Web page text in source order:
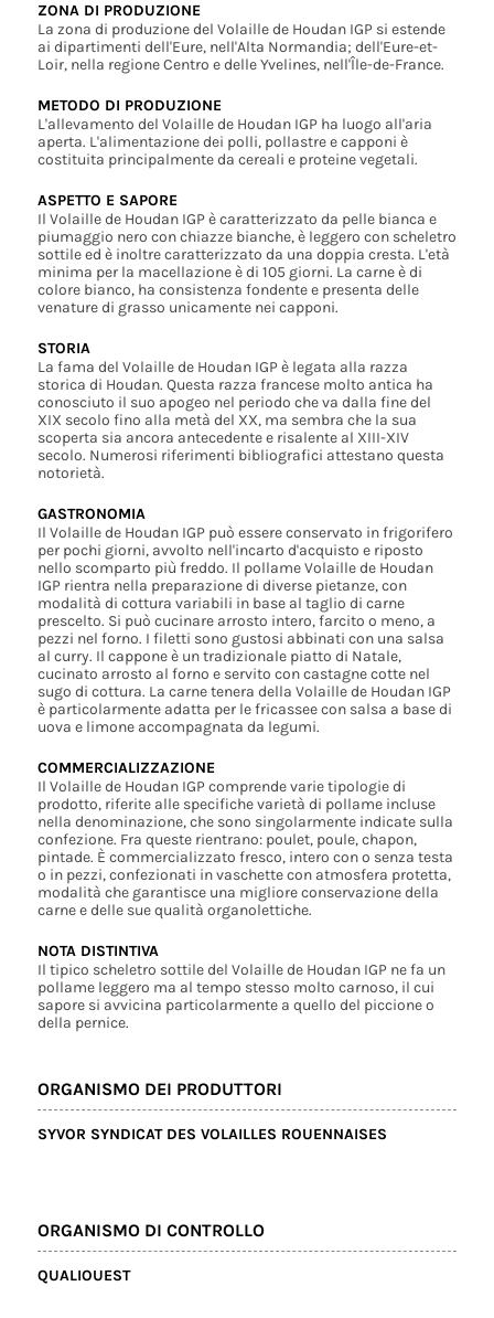
ZONA DI PRODUZIONE
La zona di produzione del Volaille de Houdan IGP si estende
ai dipartimenti dell'Eure, nell'Alta Normandia; dell'Eure-et-
Loir, nella regione Centro e delle Yvelines, nell'Île-de-France.
METODO DI PRODUZIONE
L'allevamento del Volaille de Houdan IGP ha luogo all'aria
aperta. L'alimentazione dei polli, pollastre e capponi è
costituita principalmente da cereali e proteine vegetali.
ASPETTO E SAPORE
Il Volaille de Houdan IGP è caratterizzato da pelle bianca e
piumaggio nero con chiazze bianche, è leggero con scheletro
sottile ed è inoltre caratterizzato da una doppia cresta. L'età
minima per la macellazione è di 105 giorni. La carne è di
colore bianco, ha consistenza fondente e presenta delle
venature di grasso unicamente nei capponi.
STORIA
La fama del Volaille de Houdan IGP è legata alla razza
storica di Houdan. Questa razza francese molto antica ha
conosciuto il suo apogeo nel periodo che va dalla fine del
XIX secolo fino alla metà del XX, ma sembra che la sua
scoperta sia ancora antecedente e risalente al XIII-XIV
secolo. Numerosi riferimenti bibliografici attestano questa
notorietà.
GASTRONOMIA
Il Volaille de Houdan IGP può essere conservato in frigorifero
per pochi giorni, avvolto nell'incarto d'acquisto e riposto
nello scomparto più freddo. Il pollame Volaille de Houdan
IGP rientra nella preparazione di diverse pietanze, con
modalità di cottura variabili in base al taglio di carne
prescelto. Si può cucinare arrosto intero, farcito o meno, a
pezzi nel forno. I filetti sono gustosi abbinati con una salsa
al curry. Il cappone è un tradizionale piatto di Natale,
cucinato arrosto al forno e servito con castagne cotte nel
sugo di cottura. La carne tenera della Volaille de Houdan IGP
è particolarmente adatta per le fricassee con salsa a base di
uova e limone accompagnata da legumi.
COMMERCIALIZZAZIONE
Il Volaille de Houdan IGP comprende varie tipologie di
prodotto, riferite alle specifiche varietà di pollame incluse
nella denominazione, che sono singolarmente indicate sulla
confezione. Fra queste rientrano: poulet, poule, chapon,
pintade. È commercializzato fresco, intero con o senza testa
o in pezzi, confezionati in vaschette con atmosfera protetta,
modalità che garantisce una migliore conservazione della
carne e delle sue qualità organolettiche.
NOTA DISTINTIVA
Il tipico scheletro sottile del Volaille de Houdan IGP ne fa un
pollame leggero ma al tempo stesso molto carnoso, il cui
sapore si avvicina particolarmente a quello del piccione o
della pernice.
ORGANISMO DEI PRODUTTORI
SYVOR SYNDICAT DES VOLAILLES ROUENNAISES
ORGANISMO DI CONTROLLO
QUALIOUEST